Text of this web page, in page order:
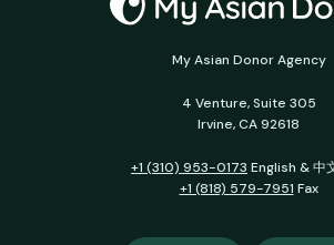
My Asian Donor Agency
4 Venture, Suite 305
Irvine, CA 92618
+1 (310) 953-0173 English & 中
+1 (818) 579-7951 Fax